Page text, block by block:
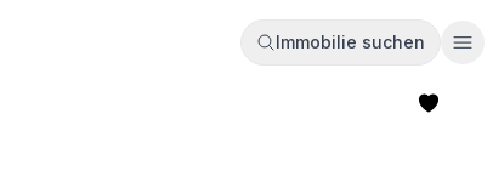
Immobilie suchen